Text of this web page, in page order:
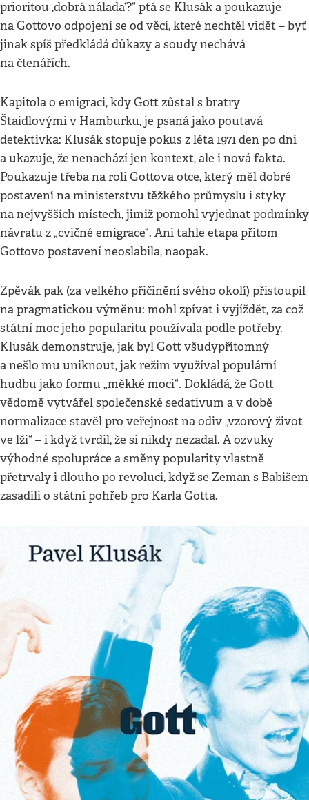
prioritou ‚dobrá nálada‘?“ ptá se Klusák a poukazuje
na Gottovo odpojení se od věcí, které nechtěl vidět – byť
jinak spíš předkládá důkazy a soudy nechává
na čtenářích.
Kapitola o emigraci, kdy Gott zůstal s bratry
Štaidlovými v Hamburku, je psaná jako poutavá
detektivka: Klusák stopuje pokus z léta 1971 den po dni
a ukazuje, že nenachází jen kontext, ale i nová fakta.
Poukazuje třeba na roli Gottova otce, který měl dobré
postavení na ministerstvu těžkého průmyslu i styky
na nejvyšších místech, jimiž pomohl vyjednat podmínky
návratu z „cvičné emigrace“. Ani tahle etapa přitom
Gottovo postavení neoslabila, naopak.
Zpěvák pak (za velkého přičinění svého okolí) přistoupil
na pragmatickou výměnu: mohl zpívat i vyjíždět, za což
státní moc jeho popularitu používala podle potřeby.
Klusák demonstruje, jak byl Gott všudypřítomný
a nešlo mu uniknout, jak režim využíval populární
hudbu jako formu „měkké moci“. Dokládá, že Gott
vědomě vytvářel společenské sedativum a v době
normalizace stavěl pro veřejnost na odiv „vzorový život
ve lži“ – i když tvrdil, že si nikdy nezadal. A ozvuky
výhodné spolupráce a směny popularity vlastně
přetrvaly i dlouho po revoluci, když se Zeman s Babišem
zasadili o státní pohřeb pro Karla Gotta.